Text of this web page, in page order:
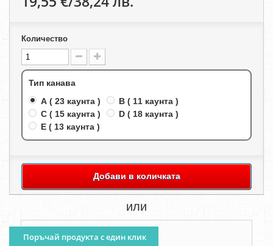
Количество
Тип канава
A ( 23 каунта )
B ( 11 каунта )
C ( 15 каунта )
D ( 18 каунта )
E ( 13 каунта )
Добави в количката
или
Поръчай продукта с един клик